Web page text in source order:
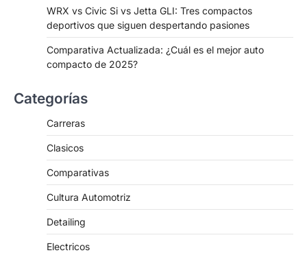
WRX vs Civic Si vs Jetta GLI: Tres compactos
deportivos que siguen despertando pasiones
Comparativa Actualizada: ¿Cuál es el mejor auto
compacto de 2025?
Categorías
Carreras
Clasicos
Comparativas
Cultura Automotriz
Detailing
Electricos